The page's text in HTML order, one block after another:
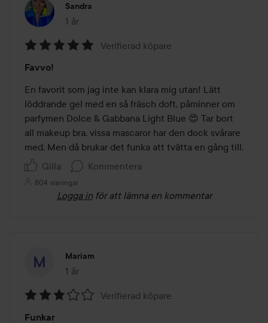
Sandra
1 år
Inlägget skapades 1 år
5
av
5
Verifierad köpare
Favvo!
En favorit som jag inte kan klara mig utan! Lätt
löddrande gel med en så fräsch doft, påminner om
parfymen Dolce & Gabbana Light Blue 😍 Tar bort
all makeup bra, vissa mascaror har den dock svårare
Gilla
Kommentera
804 visningar
Logga in för att lämna en kommentar
Mariam
1 år
Inlägget skapades 1 år
Verifierad köpare
Funkar